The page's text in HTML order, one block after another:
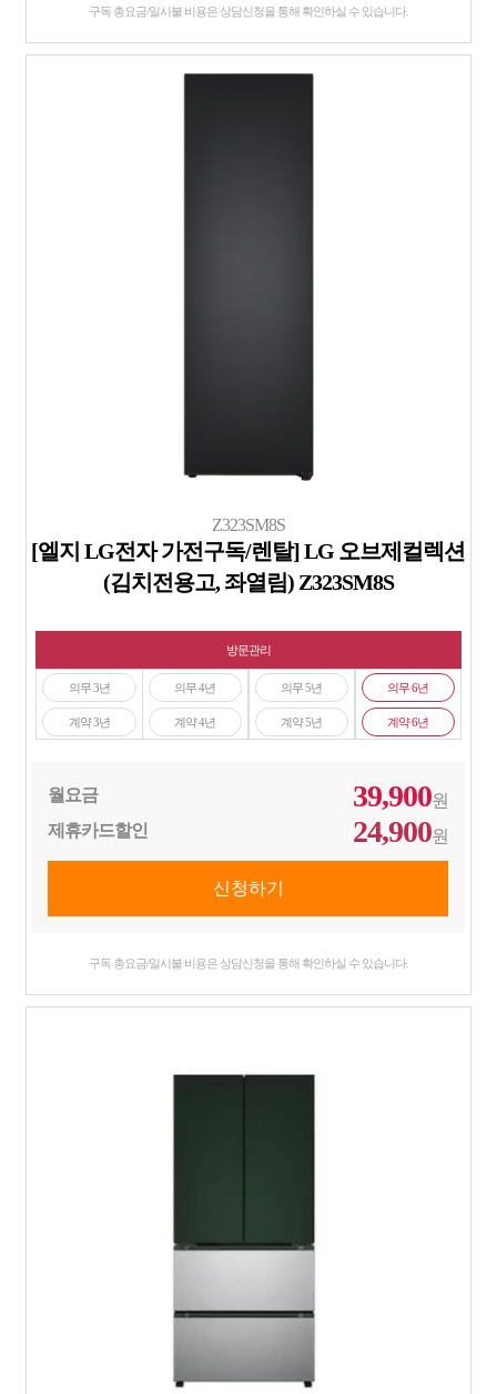
구독 총요금/일시불 비용은 상담신청을 통해 확인하실 수 있습니다.
Z323SM8S
[엘지 LG전자 가전구독/렌탈] LG 오브제컬렉션
(김치전용고, 좌열림) Z323SM8S
방문관리
의무 3년
계약 3년
의무 4년
계약 4년
의무 5년
계약 5년
의무 6년
계약 6년
월요금 39,900원
제휴카드할인
24,900원
구독 총요금/일시불 비용은 상담신청을 통해 확인하실 수 있습니다.